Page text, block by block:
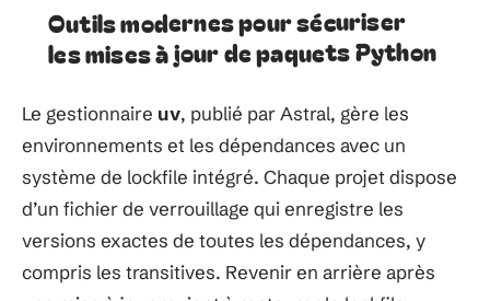
Outils modernes pour sécuriser
les mises à jour de paquets Python
Le gestionnaire uv, publié par Astral, gère les
environnements et les dépendances avec un
système de lockfile intégré. Chaque projet dispose
d’un fichier de verrouillage qui enregistre les
versions exactes de toutes les dépendances, y
compris les transitives. Revenir en arrière après